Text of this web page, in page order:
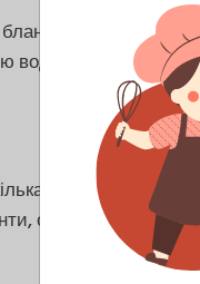
у
водою.
гілочок. Цибулю
окрім кервеля.